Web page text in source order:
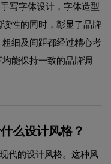
写字体设计，字体造型
性的同时，彰显了品牌
细及间距都经过精心考
能保持一致的品牌调
么设计风格？
代的设计风格。这种风